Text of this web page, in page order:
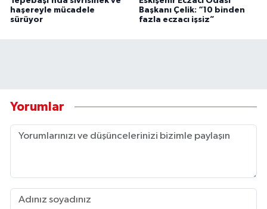
haşereyle mücadele
sürüyor
Başkanı Çelik: “10 binden
fazla eczacı işsiz”
Yorumlar